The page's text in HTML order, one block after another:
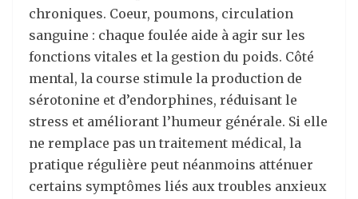
chroniques. Coeur, poumons, circulation
sanguine : chaque foulée aide à agir sur les
fonctions vitales et la gestion du poids. Côté
mental, la course stimule la production de
sérotonine et d’endorphines, réduisant le
stress et améliorant l’humeur générale. Si elle
ne remplace pas un traitement médical, la
pratique régulière peut néanmoins atténuer
certains symptômes liés aux troubles anxieux